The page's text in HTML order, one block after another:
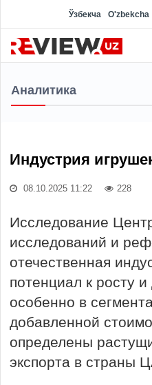
Ўзбекча O'zbekcha
Аналитика
Индустрия
08.10.2025 11:22 228
Исследование
исследований и
отечественная
потенциал к росту
особенно в
добавленной
определены
экспорта в страны